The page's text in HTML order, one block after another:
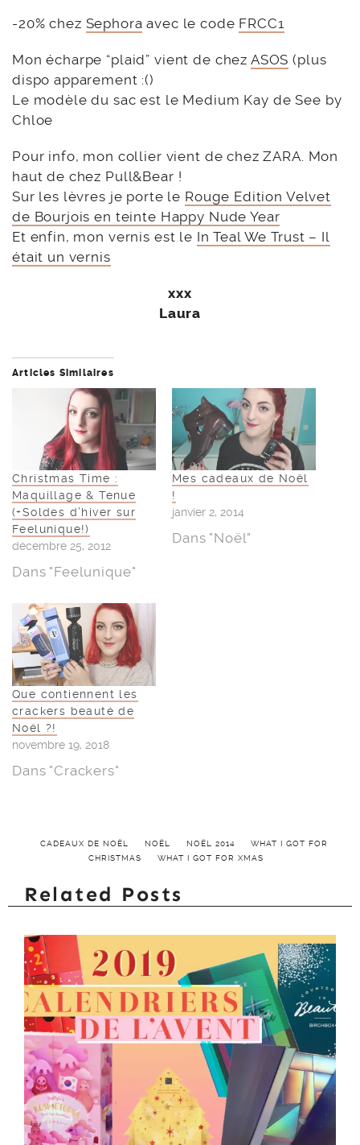
-20% chez Sephora avec le code FRCC1
Mon écharpe “plaid” vient de chez ASOS (plus
dispo apparement :()
Le modèle du sac est le Medium Kay de See by
Chloe
Pour info, mon collier vient de chez ZARA. Mon
haut de chez Pull&Bear !
Sur les lèvres je porte le Rouge Edition Velvet
de Bourjois en teinte Happy Nude Year
Et enfin, mon vernis est le In Teal We Trust – Il
était un vernis
xxx
Laura
Articles Similaires
Christmas Time :
Maquillage & Tenue
(+Soldes d’hiver sur
Feelunique!)
décembre 25, 2012
Dans "Feelunique"
Mes cadeaux de Noël
!
janvier 2, 2014
Dans "Noël"
Que contiennent les
crackers beauté de
Noël ?!
novembre 19, 2018
Dans "Crackers"
CADEAUX DE NOËL NOËL NOËL 2014
WHAT I GOT FOR
CHRISTMAS
WHAT I GOT FOR XMAS
Related Posts